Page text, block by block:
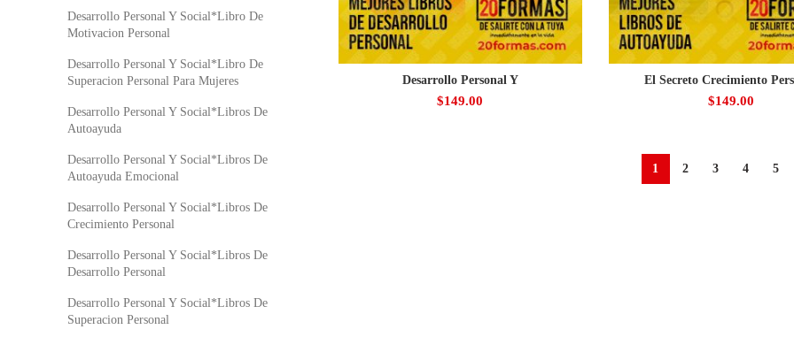
Desarrollo Personal Y
$149.00
El Secreto Crecimiento
$149.00
1 2 3 4 5
Desarrollo Personal Y Social*Libro De
Motivacion Personal
Desarrollo Personal Y Social*Libro De
Superacion Personal Para Mujeres
Desarrollo Personal Y Social*Libros De
Autoayuda
Desarrollo Personal Y Social*Libros De
Autoayuda Emocional
Desarrollo Personal Y Social*Libros De
Crecimiento Personal
Desarrollo Personal Y Social*Libros De
Desarrollo Personal
Desarrollo Personal Y Social*Libros De
Superacion Personal